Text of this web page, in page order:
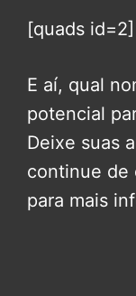
[quads id=2]
E aí, qual
potencial
Deixe suas
continue de
para mais